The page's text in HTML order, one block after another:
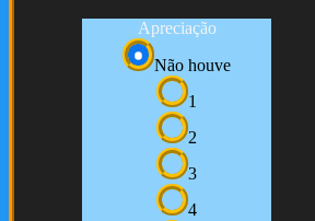
Apreciação
Não houve
1
2
3
4